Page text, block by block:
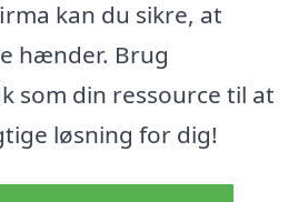
kan du sikre, at
hænder. Brug
som din ressource til at
løsning for dig!